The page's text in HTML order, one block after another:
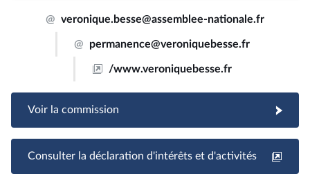
@ veronique.besse@assemblee-nationale.fr
@ permanence@veroniquebesse.fr
/www.veroniquebesse.fr
Voir la commission
Consulter la déclaration d'intérêts et d'activités